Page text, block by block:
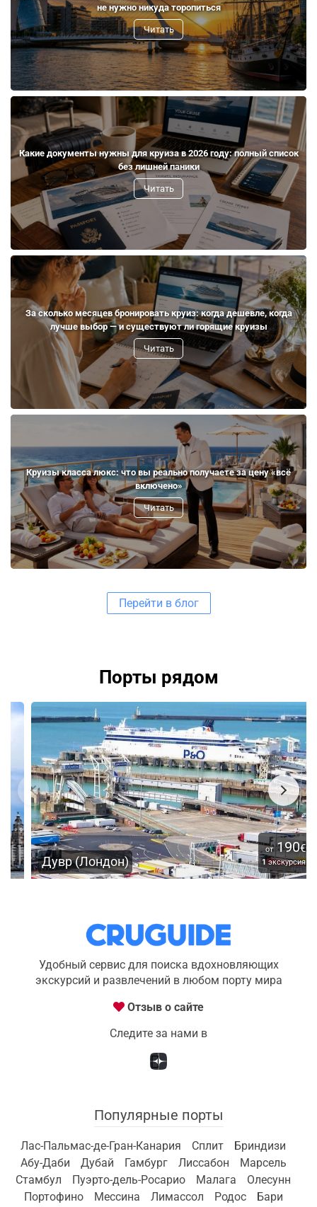
не нужно никуда торопиться
Читать
Какие документы нужны для круиза в 2026 году: полный список
без лишней паники
Читать
За сколько месяцев бронировать круиз: когда дешевле, когда
лучше выбор — и существуют ли горящие круизы
Читать
Круизы класса люкс: что вы реально получаете за цену «всё
включено»
Читать
Перейти в блог
Порты рядом
Дувр (Лондон)
от190€
1экскурсия
Удобный сервис для поиска вдохновляющих
экскурсий и развлечений в любом порту мира
Отзыв о сайте
Следите за нами в
Популярные порты
Лас-Пальмас-де-Гран-Канария Сплит
Бриндизи
Абу-Даби
Дубай Гамбург Лиссабон
Марсель
Стамбул
Пуэрто-дель-Росарио Малага
Олесунн
Портофино
Мессина Лимассол Родос Бари